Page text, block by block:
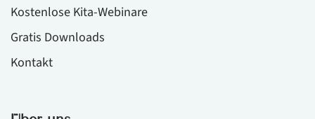
Kostenlose Kita-Webinare
Gratis Downloads
Kontakt